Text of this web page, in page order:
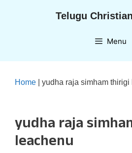
Telugu
Menu
Home yudha raja simham thirigi
yudha raja
leachenu